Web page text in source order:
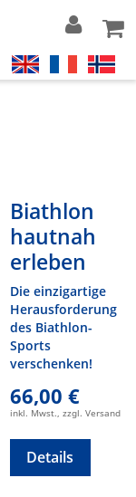
Biathlon
hautnah
erleben
Die einzigartige
Herausforderung
des Biathlon-
Sports
verschenken!
66,00 €
inkl. Mwst., zzgl. Versand
Details